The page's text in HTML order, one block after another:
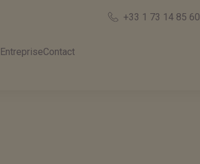
+33 1 73 14 85 60
EntrepriseContact